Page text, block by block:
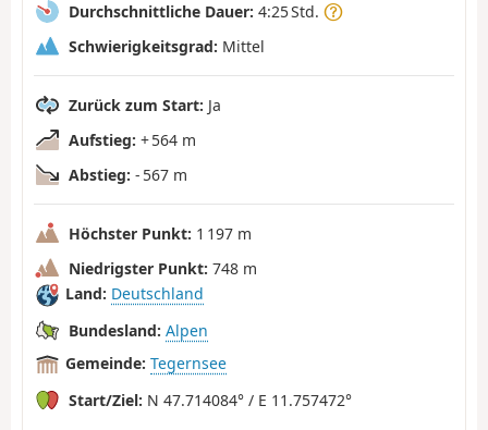
Durchschnittliche Dauer: 4:25 Std.
Schwierigkeitsgrad: Mittel
Zurück zum Start: Ja
Aufstieg: + 564 m
Abstieg: - 567 m
Höchster Punkt: 1 197 m
Niedrigster Punkt: 748 m
Land: Deutschland
Bundesland: Alpen
Gemeinde: Tegernsee
Start/Ziel: N 47.714084° / E 11.757472°